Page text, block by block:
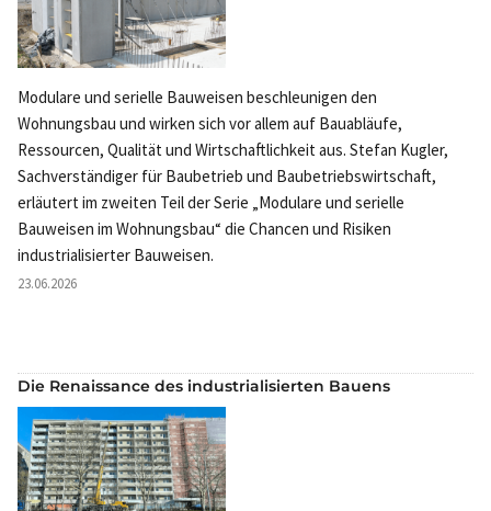
Modulare und serielle Bauweisen beschleunigen den
Wohnungsbau und wirken sich vor allem auf Bauabläufe,
Ressourcen, Qualität und Wirtschaftlichkeit aus. Stefan Kugler,
Sachverständiger für Baubetrieb und Baubetriebswirtschaft,
erläutert im zweiten Teil der Serie „Modulare und serielle
Bauweisen im Wohnungsbau“ die Chancen und Risiken
industrialisierter Bauweisen.
23.06.2026
Die Renaissance des industrialisierten Bauens